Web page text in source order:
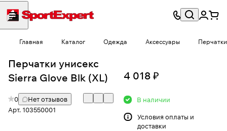
Главная Каталог Одежда Аксессуары Перчатки
Перчатки унисекс
Sierra Glove Blk (XL)
0
Нет отзывов
Арт. 103550001
4 018 ₽
В наличии
Условия оплаты и
доставки